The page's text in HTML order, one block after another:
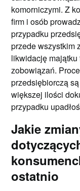
komorniczymi. Z
firm i osób
przypadku
przede wszystkim
likwidację
zobowiązań.
przedsiębiorczą
większej ilości
przypadku
Jakie
ostatnio